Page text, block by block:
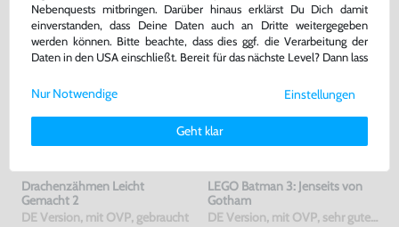
Drachenzähmen Leicht
Gemacht 2
DE Version, mit OVP, gebraucht
LEGO Batman 3: Jenseits von
Gotham
DE Version, mit OVP, sehr guter Zustand, gebraucht
Nebenquests mitbringen. Darüber hinaus erklärst Du Dich damit
einverstanden, dass Deine Daten auch an Dritte weitergegeben
werden können. Bitte beachte, dass dies ggf. die Verarbeitung der
Daten in den USA einschließt. Bereit für das nächste Level? Dann lass
Weitere Informationen zu den von uns verwendeten Cookies und
Deinen Rechten als Nutzer findest Du in unsererDaten­schutz­
Impressum.
Einstellungen
Geht klar
Nur Notwendige